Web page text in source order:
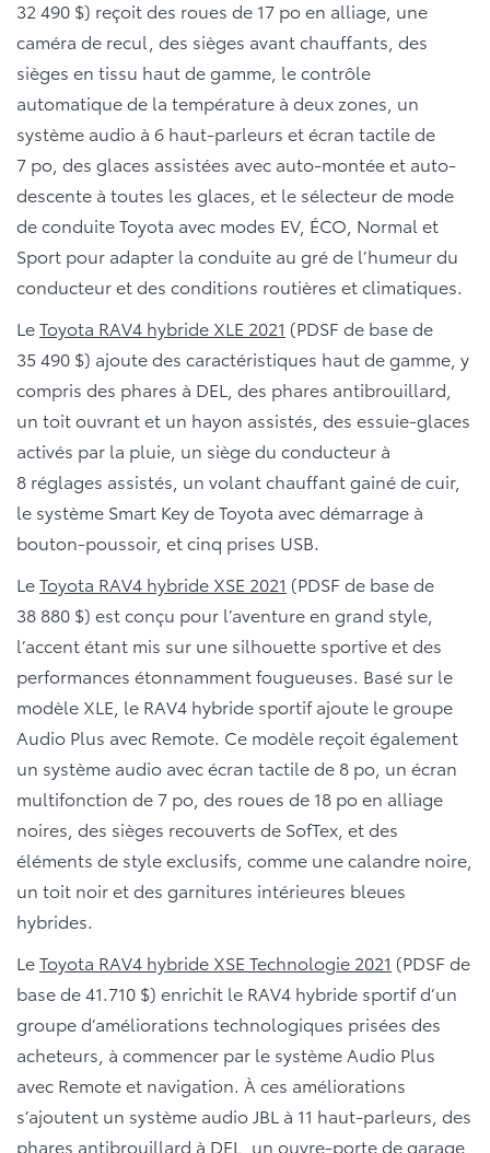
32 490 $) reçoit des roues de 17 po en alliage, une
caméra de recul, des sièges avant chauffants, des
sièges en tissu haut de gamme, le contrôle
automatique de la température à deux zones, un
système audio à 6 haut-parleurs et écran tactile de
7 po, des glaces assistées avec auto-montée et auto-
descente à toutes les glaces, et le sélecteur de mode
de conduite Toyota avec modes EV, ÉCO, Normal et
Sport pour adapter la conduite au gré de l’humeur du
conducteur et des conditions routières et climatiques.
LeToyota RAV4 hybride XLE 2021 (PDSF de base de
35 490 $) ajoute des caractéristiques haut de gamme, y
compris des phares à DEL, des phares antibrouillard,
un toit ouvrant et un hayon assistés, des essuie-glaces
activés par la pluie, un siège du conducteur à
8 réglages assistés, un volant chauffant gainé de cuir,
le système Smart Key de Toyota avec démarrage à
bouton-poussoir, et cinq prises USB.
LeToyota RAV4 hybride XSE 2021 (PDSF de base de
38 880 $) est conçu pour l’aventure en grand style,
l’accent étant mis sur une silhouette sportive et des
performances étonnamment fougueuses. Basé sur le
modèle XLE, le RAV4 hybride sportif ajoute le groupe
Audio Plus avec Remote. Ce modèle reçoit également
un système audio avec écran tactile de 8 po, un écran
multifonction de 7 po, des roues de 18 po en alliage
noires, des sièges recouverts de SofTex, et des
éléments de style exclusifs, comme une calandre noire,
un toit noir et des garnitures intérieures bleues
hybrides.
LeToyota RAV4 hybride XSE Technologie 2021 (PDSF de
base de 41.710 $) enrichit le RAV4 hybride sportif d’un
groupe d’améliorations technologiques prisées des
acheteurs, à commencer par le système Audio Plus
avec Remote et navigation. À ces améliorations
s’ajoutent un système audio JBL à 11 haut-parleurs, des
phares antibrouillard à DEL, un ouvre-porte de garage